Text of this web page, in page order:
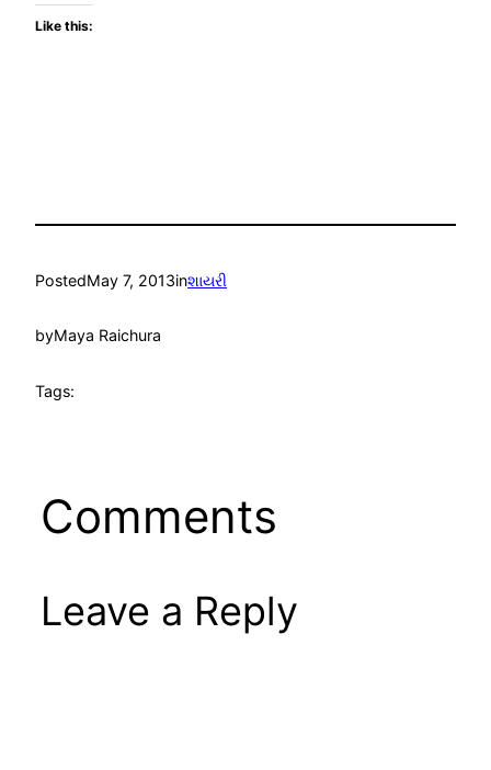
Like this:
PostedMay 7, 2013inશાયરી
byMaya Raichura
Tags:
Comments
Leave a Reply